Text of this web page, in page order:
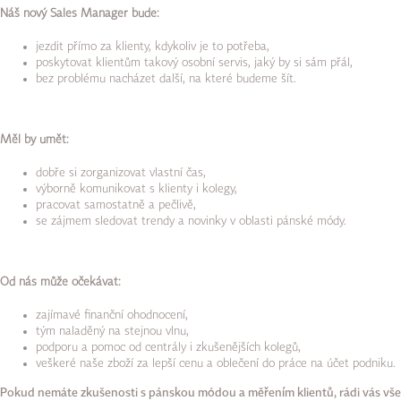
Náš nový Sales Manager bude:
jezdit přímo za klienty, kdykoliv je to potřeba,
poskytovat klientům takový osobní servis, jaký by si sám přál,
bez problému nacházet další, na které budeme šít.
Měl by umět:
dobře si zorganizovat vlastní čas,
výborně komunikovat s klienty i kolegy,
pracovat samostatně a pečlivě,
se zájmem sledovat trendy a novinky v oblasti pánské módy.
Od nás může očekávat:
zajímavé finanční ohodnocení,
tým naladěný na stejnou vlnu,
podporu a pomoc od centrály i zkušenějších kolegů,
veškeré naše zboží za lepší cenu a oblečení do práce na účet podniku.
Pokud nemáte zkušenosti s pánskou módou a měřením klientů, rádi vás vše